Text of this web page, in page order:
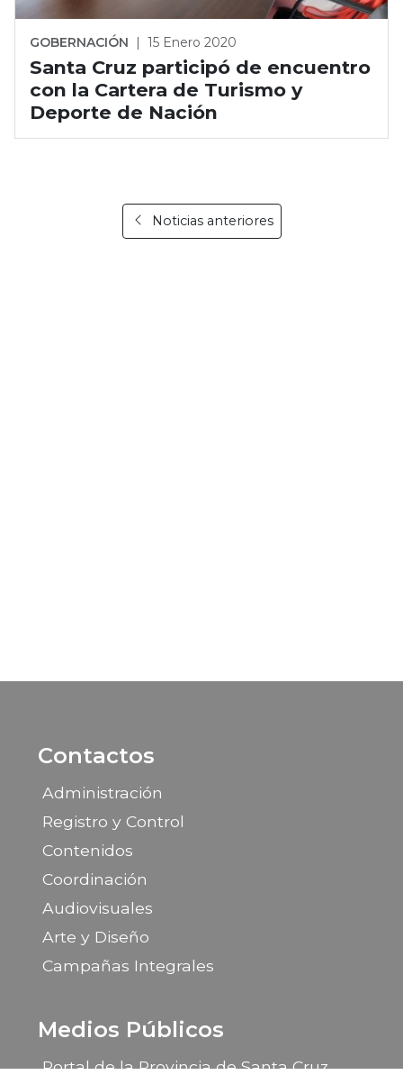
GOBERNACIÓN | 15 Enero 2020
Santa Cruz participó de encuentro
con la Cartera de Turismo y
Deporte de Nación
Noticias anteriores
Contactos
Administración
Registro y Control
Contenidos
Coordinación
Audiovisuales
Arte y Diseño
Campañas Integrales
Medios Públicos
Portal de la Provincia de Santa Cruz